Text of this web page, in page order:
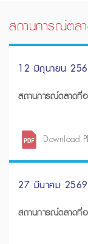
สถานการณ์ตล
12 มิถุนายน
สถานการณ์ตลาดที่
Download
27 มีนาคม 2569
สถานการณ์ตลาดที่